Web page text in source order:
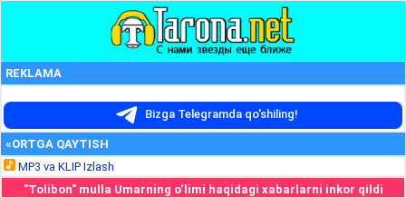
REKLAMA
Bizga Telegramda qo'shiling!
«ORTGA QAYTISH
MP3 va KLIP Izlash
"Tolibon" mulla Umarning o‘limi haqidagi xabarlarni inkor qildi